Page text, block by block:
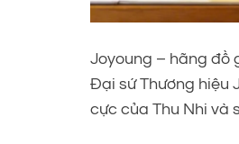
Joyoung – hãng đồ
Đại sứ Thương hiệu
cực của Thu Nhi và